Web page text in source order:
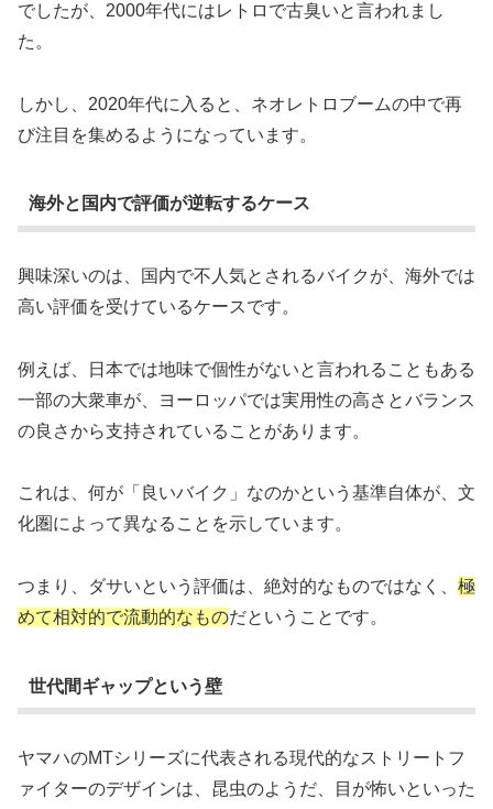
でしたが、2000年代にはレトロで古臭いと言われまし
た。
しかし、2020年代に入ると、ネオレトロブームの中で再
び注目を集めるようになっています。
海外と国内で評価が逆転するケース
興味深いのは、国内で不人気とされるバイクが、海外では
高い評価を受けているケースです。
例えば、日本では地味で個性がないと言われることもある
一部の大衆車が、ヨーロッパでは実用性の高さとバランス
の良さから支持されていることがあります。
これは、何が「良いバイク」なのかという基準自体が、文
化圏によって異なることを示しています。
つまり、ダサいという評価は、絶対的なものではなく、 極
めて相対的で流動的なものだということです。
世代間ギャップという壁
ヤマハのMTシリーズに代表される現代的なストリートフ
ァイターのデザインは、昆虫のようだ、目が怖いといった